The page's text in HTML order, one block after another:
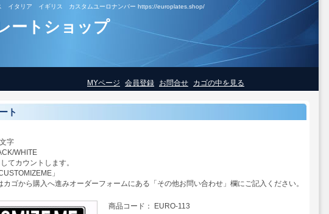
タリア イギリス カスタムユーロナンバー https://europlates.shop/
ートショップ
MYページ 会員登録 お問合せ カゴの中を見る
ト
字
WHITE
てカウントします。
」
カゴから購入へ進みオーダーフォームにある「その他お問い合わせ」欄にご記入ください。
商品コード： EURO-113